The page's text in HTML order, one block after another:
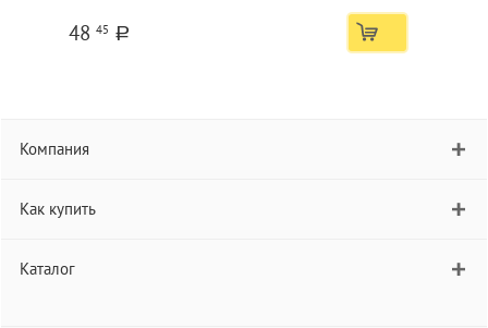
48 45 a
Компания
Как купить
Каталог